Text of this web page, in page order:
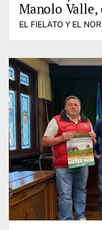
Manolo Valle,
EL FIELATO Y EL